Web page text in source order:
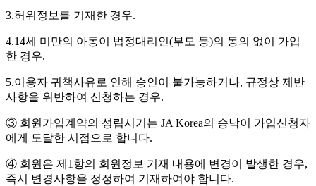
3.허위정보를 기재한 경우.
4.14세 미만의 아동이 법정대리인(부모 등)의 동의 없이 가입
한 경우.
5.이용자 귀책사유로 인해 승인이 불가능하거나, 규정상 제반
사항을 위반하여 신청하는 경우.
③ 회원가입계약의 성립시기는 JA Korea의 승낙이 가입신청자
에게 도달한 시점으로 합니다.
④ 회원은 제1항의 회원정보 기재 내용에 변경이 발생한 경우,
즉시 변경사항을 정정하여 기재하여야 합니다.